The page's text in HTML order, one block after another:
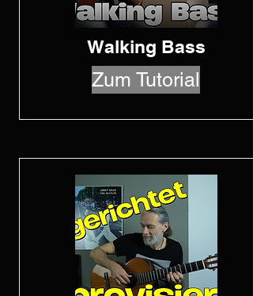
Walking Bass
Zum Tutorial